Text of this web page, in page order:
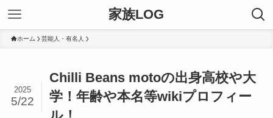
家族LOG
ホーム 芸能人・有名人
Chilli Beans motoの出身高校や大
学！年齢や本名等wikiプロフィー
2025
5/22